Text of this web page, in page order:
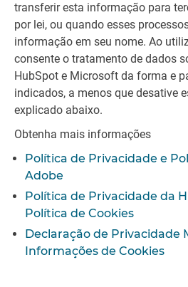
transferir esta informação para
por lei, ou quando esses
informação em seu nome. Ao
consente o tratamento de dados
HubSpot e Microsoft da forma e
indicados, a menos que desative
explicado abaixo.
Obtenha mais informações
Política de Privacidade e
Adobe
Política de Privacidade da
Política de Cookies
Declaração de Privacidade
Informações de Cookies